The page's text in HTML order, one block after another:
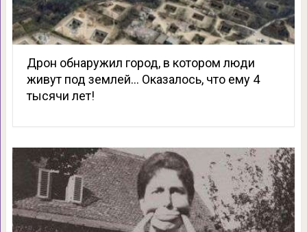
Дрон обнаружил город, в котором люди
живут под землей… Оказалось, что ему 4
тысячи лет!